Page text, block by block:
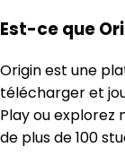
Est-ce que
Origin est une
télécharger et
Play ou
de plus de 100